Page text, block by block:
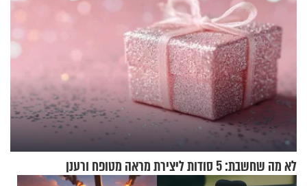
לא מה שחשבת: 5 סודות ליצירת מראה מטופח ורענן